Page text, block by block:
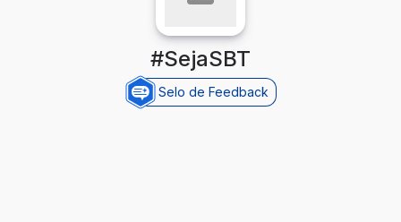
#SejaSBT
Selo de Feedback